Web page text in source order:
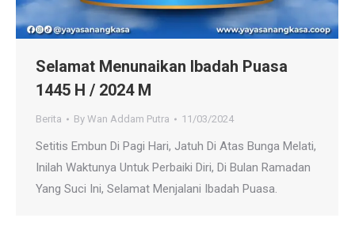
Selamat Menunaikan Ibadah Puasa
1445 H / 2024 M
Berita By Wan Addam Putra 11/03/2024
Setitis Embun Di Pagi Hari, Jatuh Di Atas Bunga Melati,
Inilah Waktunya Untuk Perbaiki Diri, Di Bulan Ramadan
Yang Suci Ini, Selamat Menjalani Ibadah Puasa.